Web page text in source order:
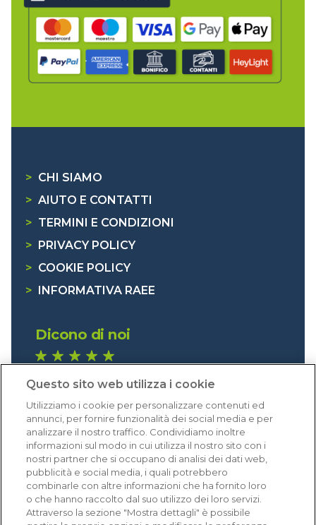
> CHI SIAMO
> AIUTO E CONTATTI
> TERMINI E CONDIZIONI
>
PRIVACY POLICY
> COOKIE POLICY
>
INFORMATIVA RAEE
Dicono di noi
Eccellente (4,8)
Acquisti verificati
Questo sito web utilizza i cookie
Utilizziamo i cookie per personalizzare contenuti ed
annunci, per fornire funzionalità dei social media e per
analizzare il nostro traffico. Condividiamo inoltre
informazioni sul modo in cui utilizza il nostro sito con i
nostri partner che si occupano di analisi dei dati web,
pubblicità e social media, i quali potrebbero
combinarle con altre informazioni che ha fornito loro
o che hanno raccolto dal suo utilizzo dei loro servizi.
Attraverso la sezione "Mostra dettagli" è possibile